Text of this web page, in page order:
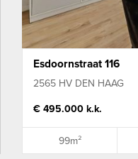
Esdoornstraat 116
2565 HV DEN HAAG
€ 495.000 k.k.
99m²